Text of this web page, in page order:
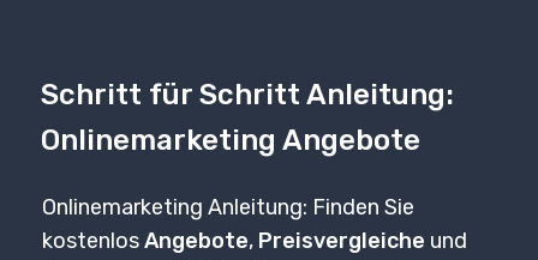
Schritt für Schritt Anleitung:
Onlinemarketing Angebote
Onlinemarketing Anleitung: Finden Sie
kostenlosAngebote, Preisvergleiche und